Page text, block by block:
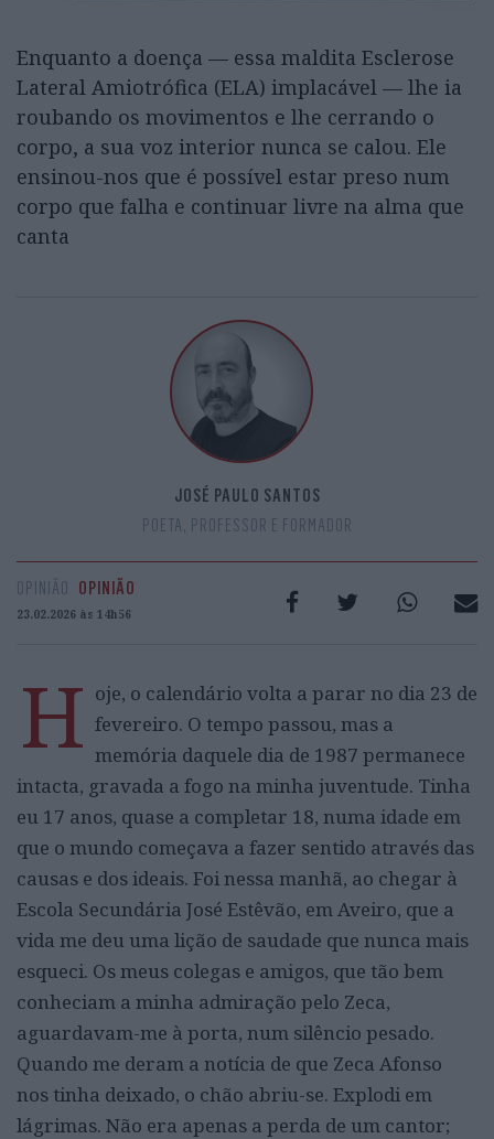
Enquanto a doença — essa maldita Esclerose
Lateral Amiotrófica (ELA) implacável — lhe ia
roubando os movimentos e lhe cerrando o
corpo, a sua voz interior nunca se calou. Ele
ensinou-nos que é possível estar preso num
corpo que falha e continuar livre na alma que
canta
JOSÉ PAULO SANTOS
POETA, PROFESSOR E FORMADOR
OPINIÃO OPINIÃO
23.02.2026 às 14h56
H oje, o calendário volta a parar no dia 23 de
fevereiro. O tempo passou, mas a
memória daquele dia de 1987 permanece
intacta, gravada a fogo na minha juventude. Tinha
eu 17 anos, quase a completar 18, numa idade em
que o mundo começava a fazer sentido através das
causas e dos ideais. Foi nessa manhã, ao chegar à
Escola Secundária José Estêvão, em Aveiro, que a
vida me deu uma lição de saudade que nunca mais
esqueci. Os meus colegas e amigos, que tão bem
conheciam a minha admiração pelo Zeca,
aguardavam-me à porta, num silêncio pesado.
Quando me deram a notícia de que Zeca Afonso
nos tinha deixado, o chão abriu-se. Explodi em
lágrimas. Não era apenas a perda de um cantor;